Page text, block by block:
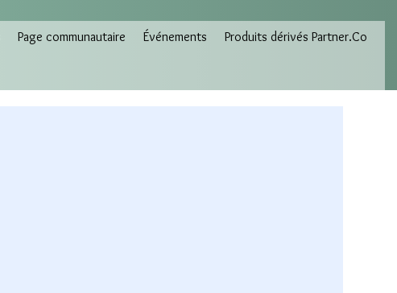
Page communautaire Événements Produits dérivés Partner.Co